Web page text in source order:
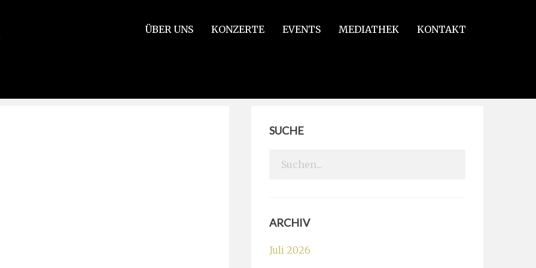
ÜBER UNS KONZERTE EVENTS MEDIATHEK KONTAKT
SUCHE
Search
ARCHIV
Juli 2026